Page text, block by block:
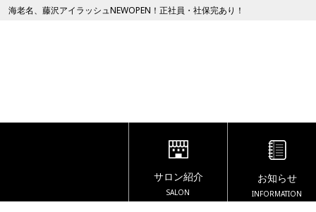
海老名、藤沢アイラッシュNEWOPEN！正社員・社保完あり！
サロン紹介
SALON
お知らせ
INFORMATION